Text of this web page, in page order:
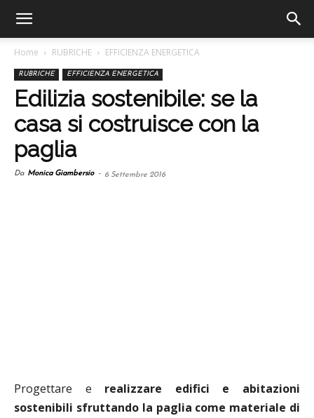
Home RUBRICHE EFFICIENZA ENERGETICA
RUBRICHE EFFICIENZA ENERGETICA
Edilizia sostenibile: se la
casa si costruisce con la
paglia
Da Monica Giambersio - 6 Settembre 2016
Progettare e realizzare edifici e abitazioni
sostenibili sfruttando la paglia come materiale di